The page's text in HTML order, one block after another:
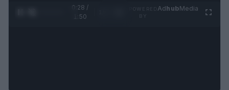
0:29 /
1:50
AdhubMedia